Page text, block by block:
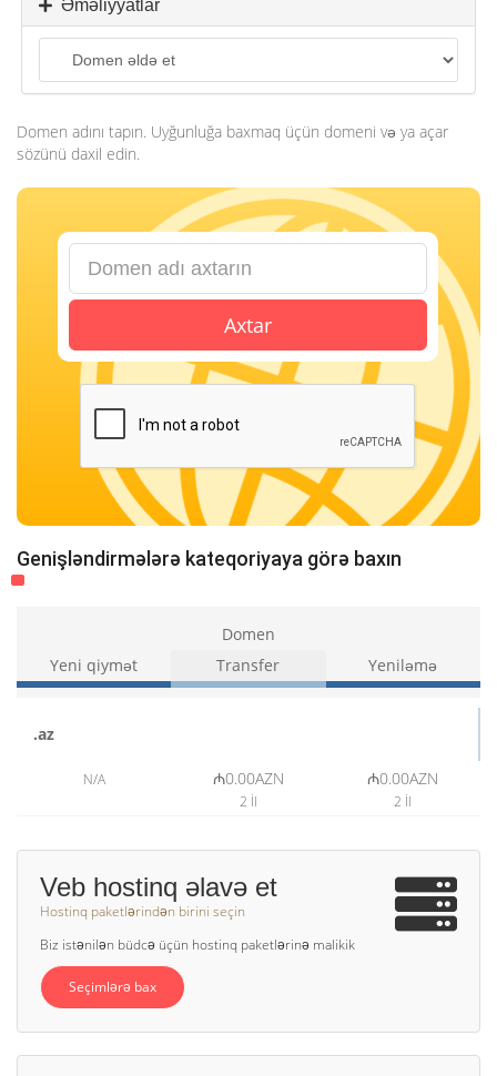
n
Əməliyyatlar
Domen adını tapın. Uyğunluğa baxmaq üçün domeni və ya açar
sözünü daxil edin.
Axtar
Genişləndirmələrə kateqoriyaya görə baxın
Domen
Yeni qiymət
Transfer Yeniləmə
.az
N/A ₼0.00AZN
2 İl
₼0.00AZN
2 İl
Veb hostinq əlavə et
Hostinq paketlərindən birini seçin
Biz istənilən büdcə üçün hostinq paketlərinə malikik
Seçimlərə bax